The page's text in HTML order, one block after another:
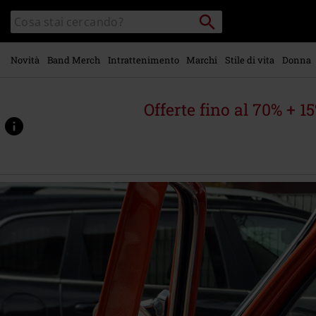
contenuto
principale
Cerca
nel
catalogo
Cerca
Punto
di
ritiro
Novità Band Merch Intrattenimento Marchi Stile di vita Donna
Offerte fino al 70% +